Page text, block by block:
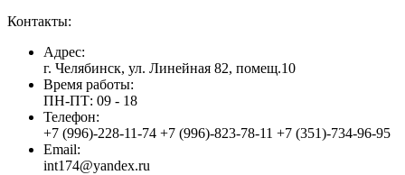
Контакты:
Адрес:
г. Челябинск, ул. Линейная 82, помещ.10
Время работы:
ПН-ПТ: 09 - 18
Телефон:
+7 (996)-228-11-74 +7 (996)-823-78-11 +7 (351)-734-96-95
Email:
int174@yandex.ru